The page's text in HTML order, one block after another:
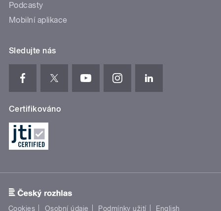
Podcasty
Mobilní aplikace
Sledujte nás
Certifikováno
Cookies Osobní údaje Podmínky užití English